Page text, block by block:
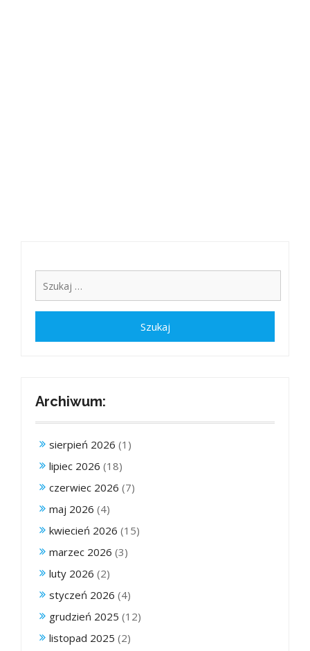
Archiwum:
sierpień 2026 (1)
lipiec 2026 (18)
czerwiec 2026 (7)
maj 2026 (4)
kwiecień 2026 (15)
marzec 2026 (3)
luty 2026 (2)
styczeń 2026 (4)
grudzień 2025 (12)
listopad 2025 (2)